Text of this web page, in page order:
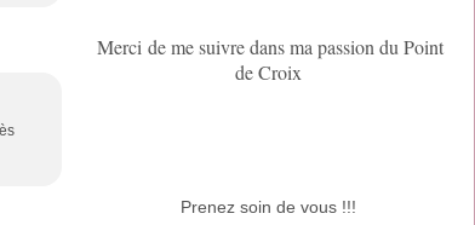
Merci de me suivre dans ma passion du Point
de Croix
Prenez soin de vous !!!